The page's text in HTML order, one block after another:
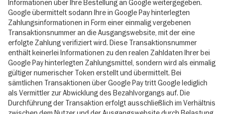
Informationen über Ihre Bestellung an Google weitergegeben.
Google übermittelt sodann Ihre in Google Pay hinterlegten
Zahlungsinformationen in Form einer einmalig vergebenen
Transaktionsnummer an die Ausgangswebsite, mit der eine
erfolgte Zahlung verifiziert wird. Diese Transaktionsnummer
enthält keinerlei Informationen zu den realen Zahldaten Ihrer bei
Google Pay hinterlegten Zahlungsmittel, sondern wird als einmalig
gültiger numerischer Token erstellt und übermittelt. Bei
sämtlichen Transaktionen über Google Pay tritt Google lediglich
als Vermittler zur Abwicklung des Bezahlvorgangs auf. Die
Durchführung der Transaktion erfolgt ausschließlich im Verhältnis